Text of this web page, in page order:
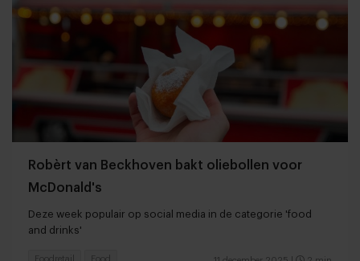
Robèrt van Beckhoven bakt oliebollen voor
McDonald's
Deze week populair op social media in de categorie 'food
and drinks'
Foodretail Food